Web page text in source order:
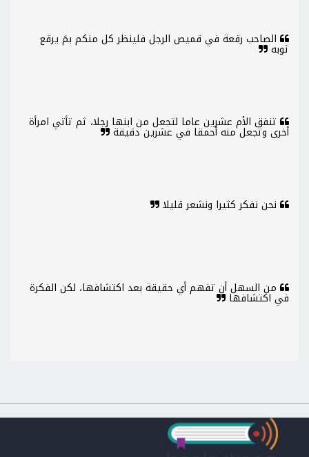
الصاحب رقعة في قميص الرجل فلينظر كل منكم بمَ يرقع
ثوبه
تنفق الأم عشرين عاما لتجعل من ابنها رجلا، ثم تأتي امرأة
أخرى وتجعل منه أحمقا في عشرين دقيقة
نحن نفكر كثيرا ونشعر قليلا
من السهل أن تفهم أي حقيقة بعد اكتشافها، لكن الفكرة
في اكتشافها